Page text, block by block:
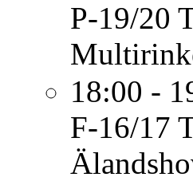
P-19/20
18:00 -
F-16/17